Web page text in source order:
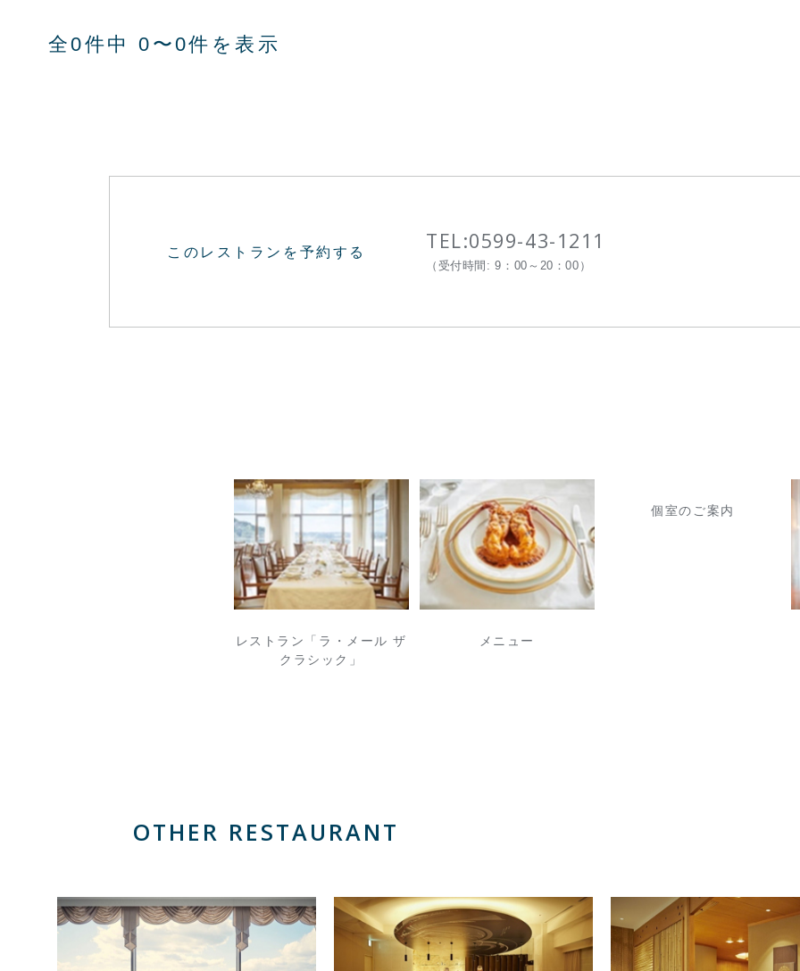
全0件中 0〜0件を表示
このレストランを予約する TEL:0599-43-1211
（受付時間: 9：00～20：00）
レストラン「ラ・メール ザ
クラシック」
メニュー
個室のご案内
OTHER RESTAURANT